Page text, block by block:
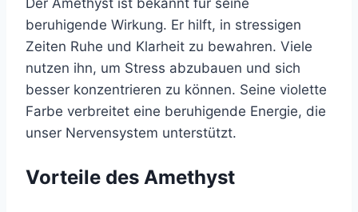
beruhigende Wirkung. Er hilft, in stressigen
Zeiten Ruhe und Klarheit zu bewahren. Viele
nutzen ihn, um Stress abzubauen und sich
besser konzentrieren zu können. Seine violette
Farbe verbreitet eine beruhigende Energie, die
unser Nervensystem unterstützt.
Vorteile des Amethyst